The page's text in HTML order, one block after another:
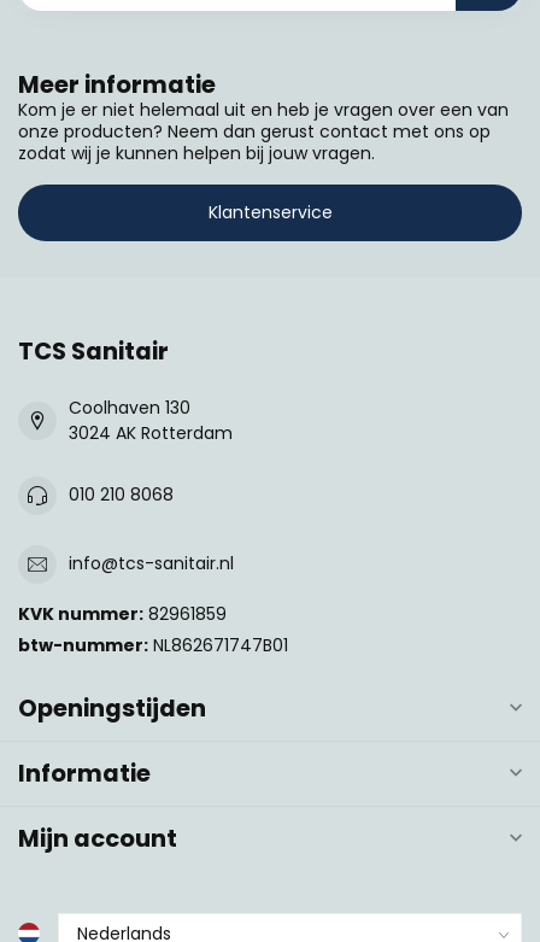
Meer informatie
Kom je er niet helemaal uit en heb je vragen over een van
onze producten? Neem dan gerust contact met ons op
zodat wij je kunnen helpen bij jouw vragen.
Klantenservice
TCS Sanitair
Coolhaven 130
3024 AK Rotterdam
010 210 8068
info@tcs-sanitair.nl
KVK nummer: 82961859
btw-nummer: NL862671747B01
Openingstijden
Informatie
Mijn account